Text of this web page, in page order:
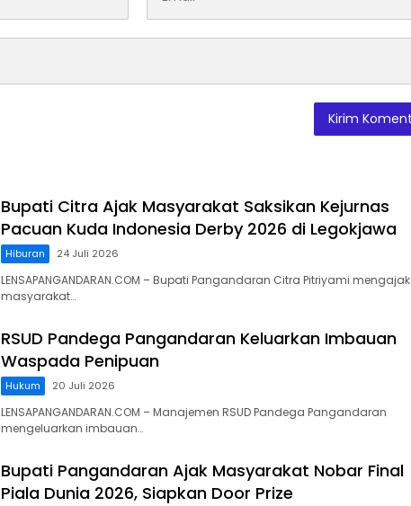
Bupati Citra Ajak Masyarakat Saksikan Kejurnas
Pacuan Kuda Indonesia Derby 2026 di Legokjawa
Hiburan 24 Juli 2026
LENSAPANGANDARAN.COM – Bupati Pangandaran Citra Pitriyami mengajak
masyarakat…
RSUD Pandega Pangandaran Keluarkan Imbauan
Waspada Penipuan
Hukum 20 Juli 2026
LENSAPANGANDARAN.COM – Manajemen RSUD Pandega Pangandaran
mengeluarkan imbauan…
Bupati Pangandaran Ajak Masyarakat Nobar Final
Piala Dunia 2026, Siapkan Door Prize